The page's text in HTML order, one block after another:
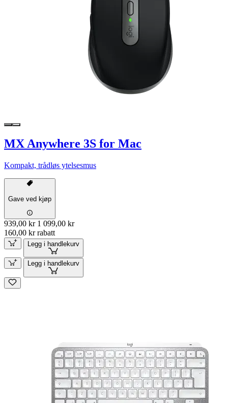
MX Anywhere 3S for Mac
Kompakt, trådløs ytelsesmus
Gave ved kjøp
939,00 kr 1 099,00 kr
160,00 kr rabatt
Legg i handlekurv
Legg i handlekurv